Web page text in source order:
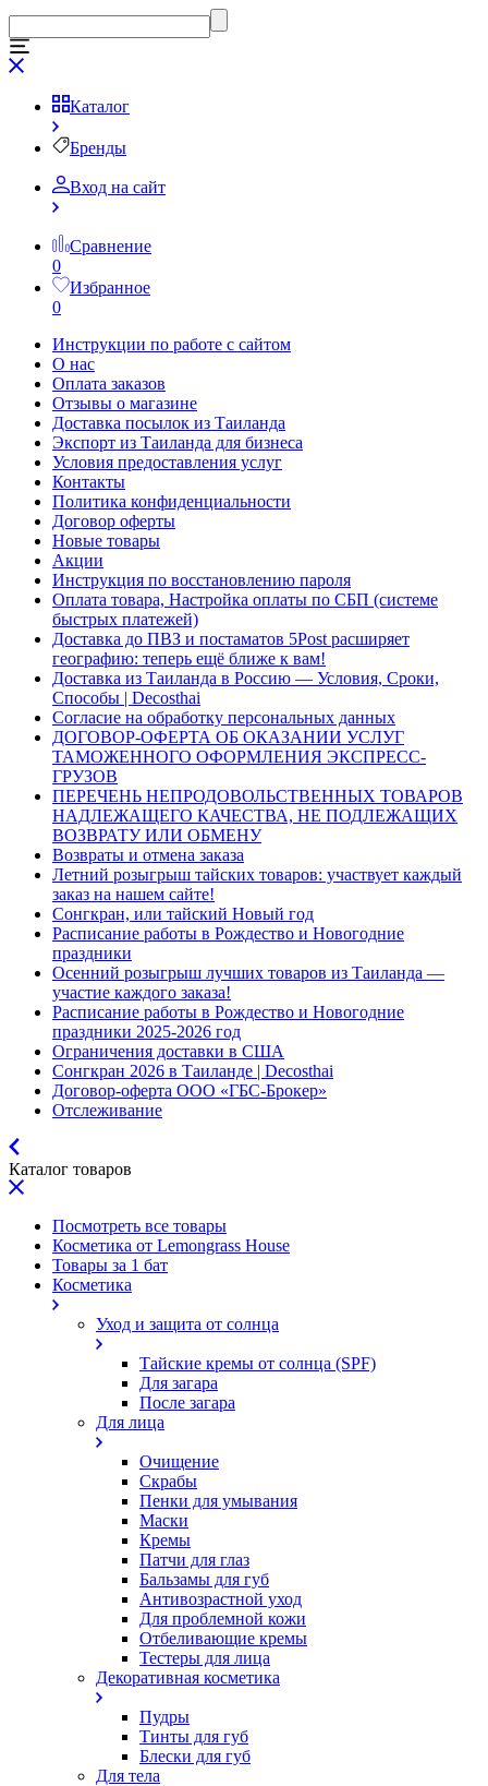
Каталог
Бренды
Вход на сайт
Сравнение
0
Избранное
0
Инструкции по работе с сайтом
О нас
Оплата заказов
Отзывы о магазине
Доставка посылок из Таиланда
Экспорт из Таиланда для бизнеса
Условия предоставления услуг
Контакты
Политика конфиденциальности
Договор оферты
Новые товары
Акции
Инструкция по восстановлению пароля
Оплата товара, Настройка оплаты по СБП (системе
быстрых платежей)
Доставка до ПВЗ и постаматов 5Post расширяет
географию: теперь ещё ближе к вам!
Доставка из Таиланда в Россию — Условия, Сроки,
Способы | Decosthai
Согласие на обработку персональных данных
ДОГОВОР-ОФЕРТА ОБ ОКАЗАНИИ УСЛУГ
ТАМОЖЕННОГО ОФОРМЛЕНИЯ ЭКСПРЕСС-
ГРУЗОВ
ПЕРЕЧЕНЬ НЕПРОДОВОЛЬСТВЕННЫХ ТОВАРОВ
НАДЛЕЖАЩЕГО КАЧЕСТВА, НЕ ПОДЛЕЖАЩИХ
ВОЗВРАТУ ИЛИ ОБМЕНУ
Возвраты и отмена заказа
Летний розыгрыш тайских товаров: участвует каждый
заказ на нашем сайте!
Сонгкран, или тайский Новый год
Расписание работы в Рождество и Новогодние
праздники
Осенний розыгрыш лучших товаров из Таиланда —
участие каждого заказа!
Расписание работы в Рождество и Новогодние
праздники 2025-2026 год
Ограничения доставки в США
Сонгкран 2026 в Таиланде | Decosthai
Договор-оферта ООО «ГБС-Брокер»
Отслеживание
Каталог товаров
Посмотреть все товары
Косметика от Lemongrass House
Товары за 1 бат
Косметика
Уход и защита от солнца
Тайские кремы от солнца (SPF)
Для загара
После загара
Для лица
Очищение
Скрабы
Пенки для умывания
Маски
Кремы
Патчи для глаз
Бальзамы для губ
Антивозрастной уход
Для проблемной кожи
Oтбеливающие кремы
Тестеры для лица
Декоративная косметика
Пудры
Тинты для губ
Блески для губ
Для тела